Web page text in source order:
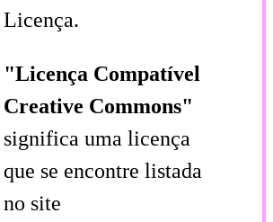
Licença.
"Licença Compatível
Creative Commons"
significa uma licença
que se encontre listada
no site